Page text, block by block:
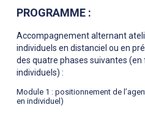
PROGRAMME :
Accompagnement alternant
individuels en distanciel ou en
des quatre phases suivantes
individuels) :
Module 1 : positionnement de
en individuel)